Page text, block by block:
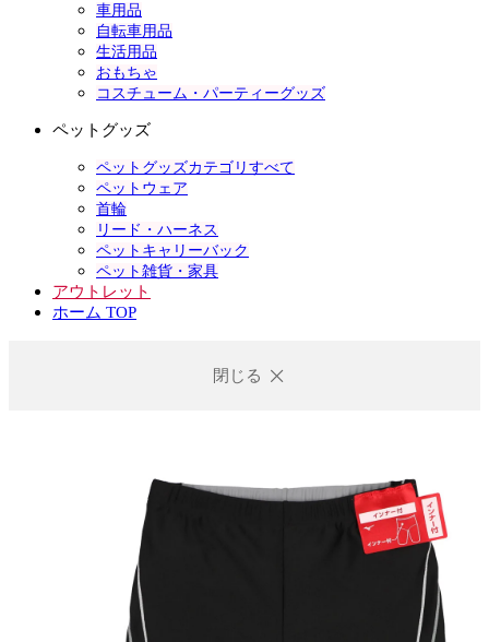
車用品
自転車用品
生活用品
おもちゃ
コスチューム・パーティーグッズ
ペットグッズ
ペットグッズカテゴリすべて
ペットウェア
首輪
リード・ハーネス
ペットキャリーバック
ペット雑貨・家具
アウトレット
ホーム TOP
閉じる